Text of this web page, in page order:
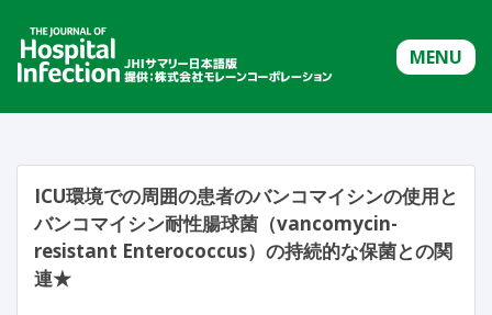
MENU
ICU環境での周囲の患者のバンコマイシンの使用と
バンコマイシン耐性腸球菌（vancomycin-
resistant Enterococcus）の持続的な保菌との関
連★